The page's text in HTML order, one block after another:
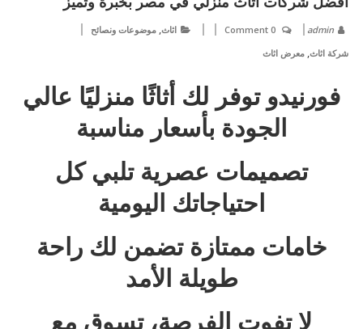
admin
0 Comment اثاث, موضوعات ونصائح
شركة اثاث, معرض اثاث
فورنيدو توفر لك أثاثًا منزليًا عالي
الجودة بأسعار مناسبة
تصميمات عصرية تلبي كل
احتياجاتك اليومية
خامات ممتازة تضمن لك راحة
طويلة الأمد
لا تفوت الفرصة، تسوق مع